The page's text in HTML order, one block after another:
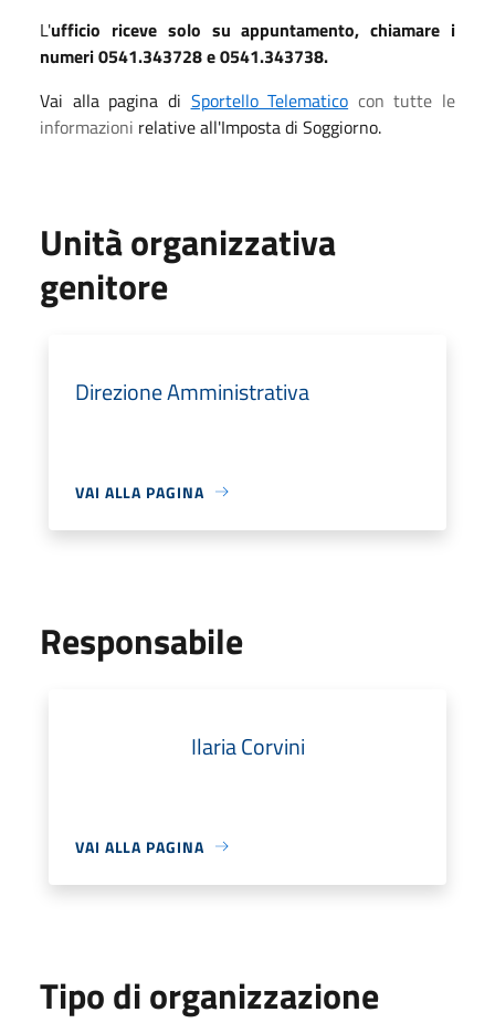
L'ufficio riceve solo su appuntamento, chiamare i
numeri 0541.343728 e 0541.343738.
Vai alla pagina di Sportello Telematico con tutte le
informazioni relative all'Imposta di Soggiorno.
Unità organizzativa
genitore
Direzione Amministrativa
VAI ALLA PAGINA
Responsabile
Ilaria Corvini
VAI ALLA PAGINA
Tipo di organizzazione